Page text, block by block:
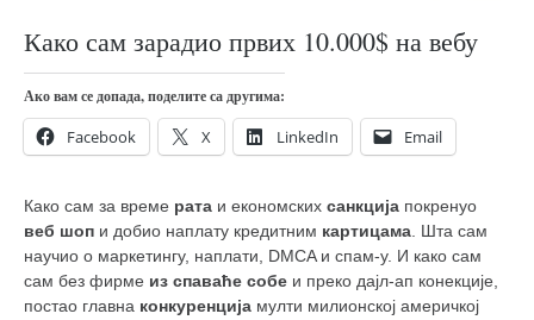
породичне приче
прота Воја
календар српски
азбуки и књиге
Окинава карате
Како сам зарадио првих 10.000$ на вебу
Ако вам се допада, поделите са другима:
Facebook X LinkedIn Email
Како сам за време рата и економских санкција покренуо
веб шоп и добио наплату кредитним картицама. Шта сам
научио о маркетингу, наплати, DMCA и спам-у. И како сам
сам без фирме из спаваће собе и преко дајл-ап конекције,
постао главна конкуренција мулти милионској америчкој